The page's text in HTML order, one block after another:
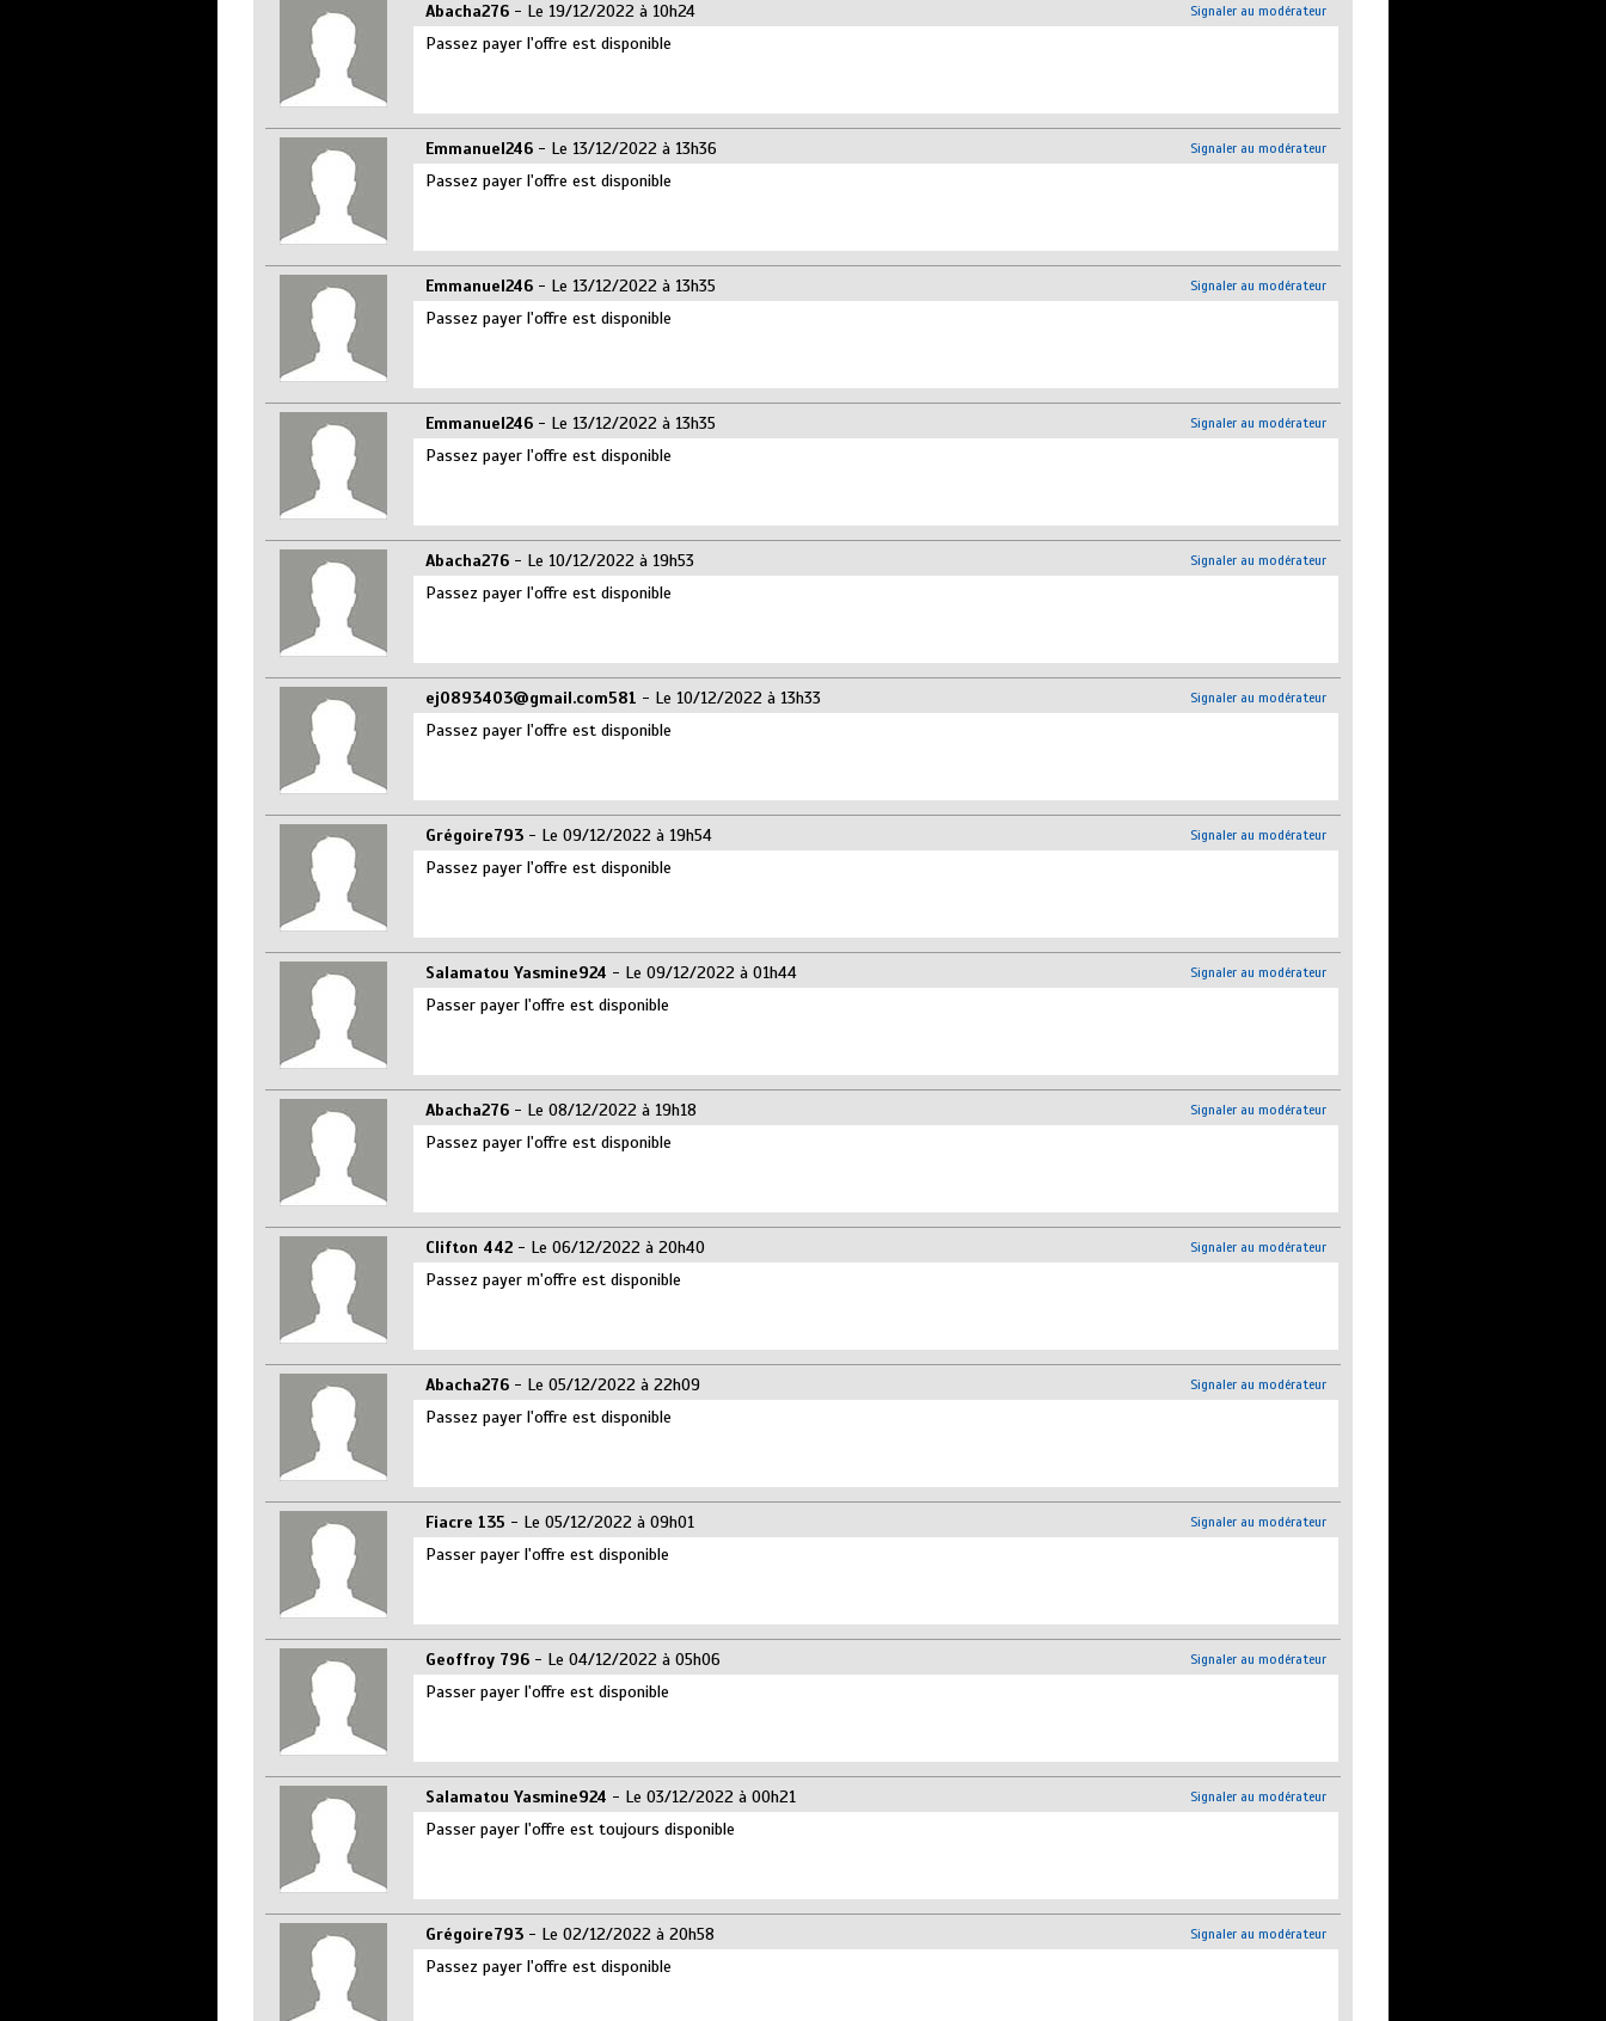
Abacha276 - Le 19/12/2022 à 10h24 Signaler au modérateur
Passez payer l'offre est disponible
Emmanuel246 - Le 13/12/2022 à 13h36 Signaler au modérateur
Passez payer l'offre est disponible
Emmanuel246 - Le 13/12/2022 à 13h35 Signaler au modérateur
Passez payer l'offre est disponible
Emmanuel246 - Le 13/12/2022 à 13h35 Signaler au modérateur
Passez payer l'offre est disponible
Abacha276 - Le 10/12/2022 à 19h53 Signaler au modérateur
Passez payer l'offre est disponible
ej0893403@gmail.com581 - Le 10/12/2022 à 13h33 Signaler au modérateur
Passez payer l'offre est disponible
Grégoire793 - Le 09/12/2022 à 19h54 Signaler au modérateur
Passez payer l'offre est disponible
Salamatou Yasmine924 - Le 09/12/2022 à 01h44 Signaler au modérateur
Passer payer l'offre est disponible
Abacha276 - Le 08/12/2022 à 19h18 Signaler au modérateur
Passez payer l'offre est disponible
Clifton 442 - Le 06/12/2022 à 20h40 Signaler au modérateur
Passez payer m'offre est disponible
Abacha276 - Le 05/12/2022 à 22h09 Signaler au modérateur
Passez payer l'offre est disponible
Fiacre 135 - Le 05/12/2022 à 09h01 Signaler au modérateur
Passer payer l'offre est disponible
Geoffroy 796 - Le 04/12/2022 à 05h06 Signaler au modérateur
Passer payer l'offre est disponible
Salamatou Yasmine924 - Le 03/12/2022 à 00h21 Signaler au modérateur
Passer payer l'offre est toujours disponible
Grégoire793 - Le 02/12/2022 à 20h58 Signaler au modérateur
Passez payer l'offre est disponible